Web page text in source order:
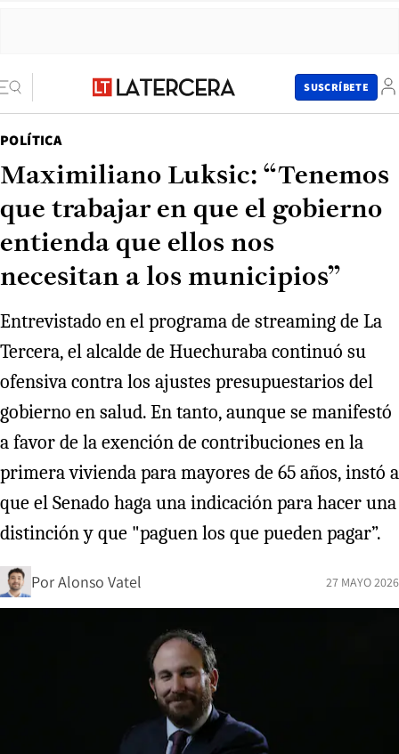
SUSCRÍBETE
POLÍTICA
Maximiliano Luksic: “Tenemos
que trabajar en que el gobierno
entienda que ellos nos
necesitan a los municipios”
Entrevistado en el programa de streaming de La
Tercera, el alcalde de Huechuraba continuó su
ofensiva contra los ajustes presupuestarios del
gobierno en salud. En tanto, aunque se manifestó
a favor de la exención de contribuciones en la
primera vivienda para mayores de 65 años, instó a
que el Senado haga una indicación para hacer una
distinción y que "paguen los que pueden pagar”.
PorAlonso Vatel 27 MAYO 2026